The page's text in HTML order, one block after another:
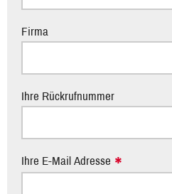
Firma
Ihre Rückrufnummer
Ihre E-Mail Adresse